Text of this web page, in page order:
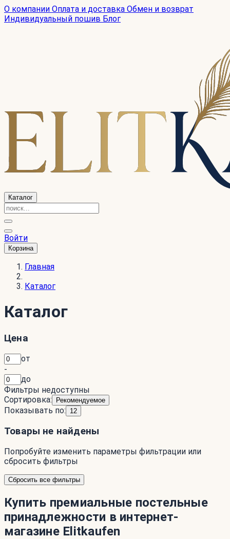
О компании Оплата и доставка Обмен и возврат
Индивидуальный пошив Блог
Каталог
Войти
Корзина
Главная
Каталог
Каталог
Цена
от
-
до
Фильтры недоступны
Сортировка:
Рекомендуемое
Показывать по: 12
Товары не найдены
Попробуйте изменить параметры фильтрации или
сбросить фильтры
Сбросить все фильтры
Купить премиальные постельные
принадлежности в интернет-
магазине Elitkaufen